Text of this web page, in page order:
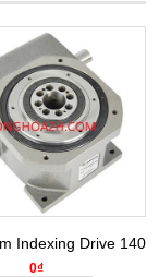
59-3KW
Indexing Drive
0₫